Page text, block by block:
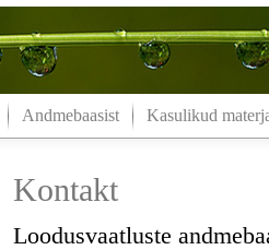
Andmebaasist Kasulikud
Kontakt
Loodusvaatluste